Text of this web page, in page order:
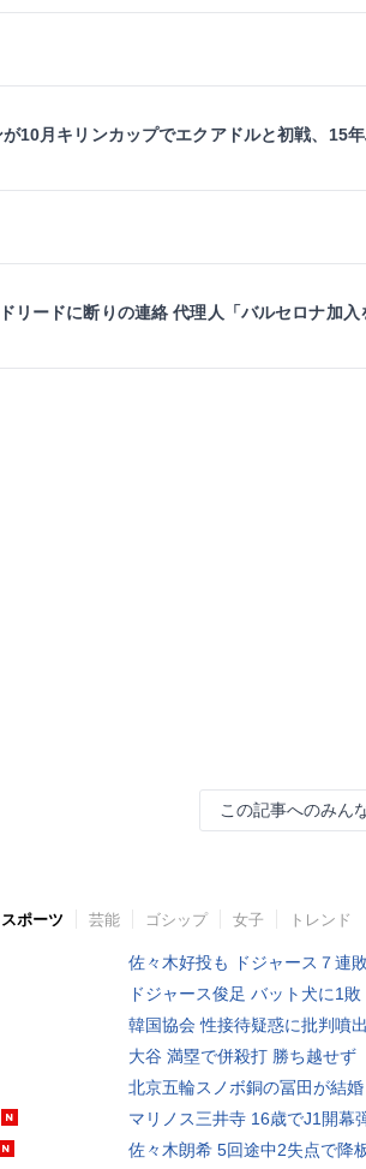
10月キリンカップでエクアドルと初戦、15
リードに断りの連絡 代理人「バルセロナ加入
この記事へのみん
スポーツ 芸能 ゴシップ 女子 トレンド
佐々木好投も ドジャース７連敗
ドジャース俊足 バット犬に1敗
韓国協会 性接待疑惑に批判噴出
大谷 満塁で併殺打 勝ち越せず
北京五輪スノボ銅の冨田が結婚
マリノス三井寺 16歳でJ1開幕
佐々木朗希 5回途中2失点で降